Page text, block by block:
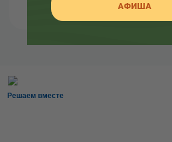
Решаем вместе
АФИША